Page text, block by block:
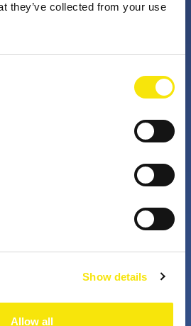
they’ve collected from your use
Show details
Allow all
a te, i nostri professionisti
lo status quo. Perché è questo
i problemi. Il mondo di
Bn €